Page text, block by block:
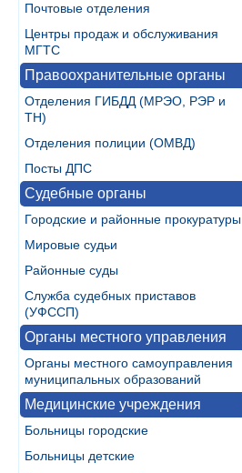
Почтовые отделения
Центры продаж и обслуживания
МГТС
Правоохранительные органы
Отделения ГИБДД (МРЭО, РЭР и
ТН)
Отделения полиции (ОМВД)
Посты ДПС
Судебные органы
Городские и районные прокуратуры
Мировые судьи
Районные суды
Служба судебных приставов
(УФССП)
Органы местного управления
Органы местного самоуправления
муниципальных образований
Медицинские учреждения
Больницы городские
Больницы детские